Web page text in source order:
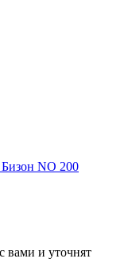
Бизон NО 200
вами и уточнят